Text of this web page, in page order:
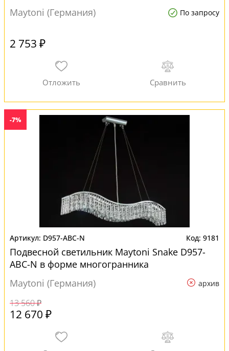
Maytoni (Германия)
По запросу
2 753 ₽
-7%
D957-ABC-N 9181
Подвесной светильник Maytoni Snake D957-
ABC-N в форме многогранника
Maytoni (Германия)
архив
13 560 ₽
12 670 ₽